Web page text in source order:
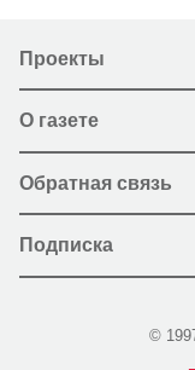
Проекты
О газете
Обратная связь
Подписка
©